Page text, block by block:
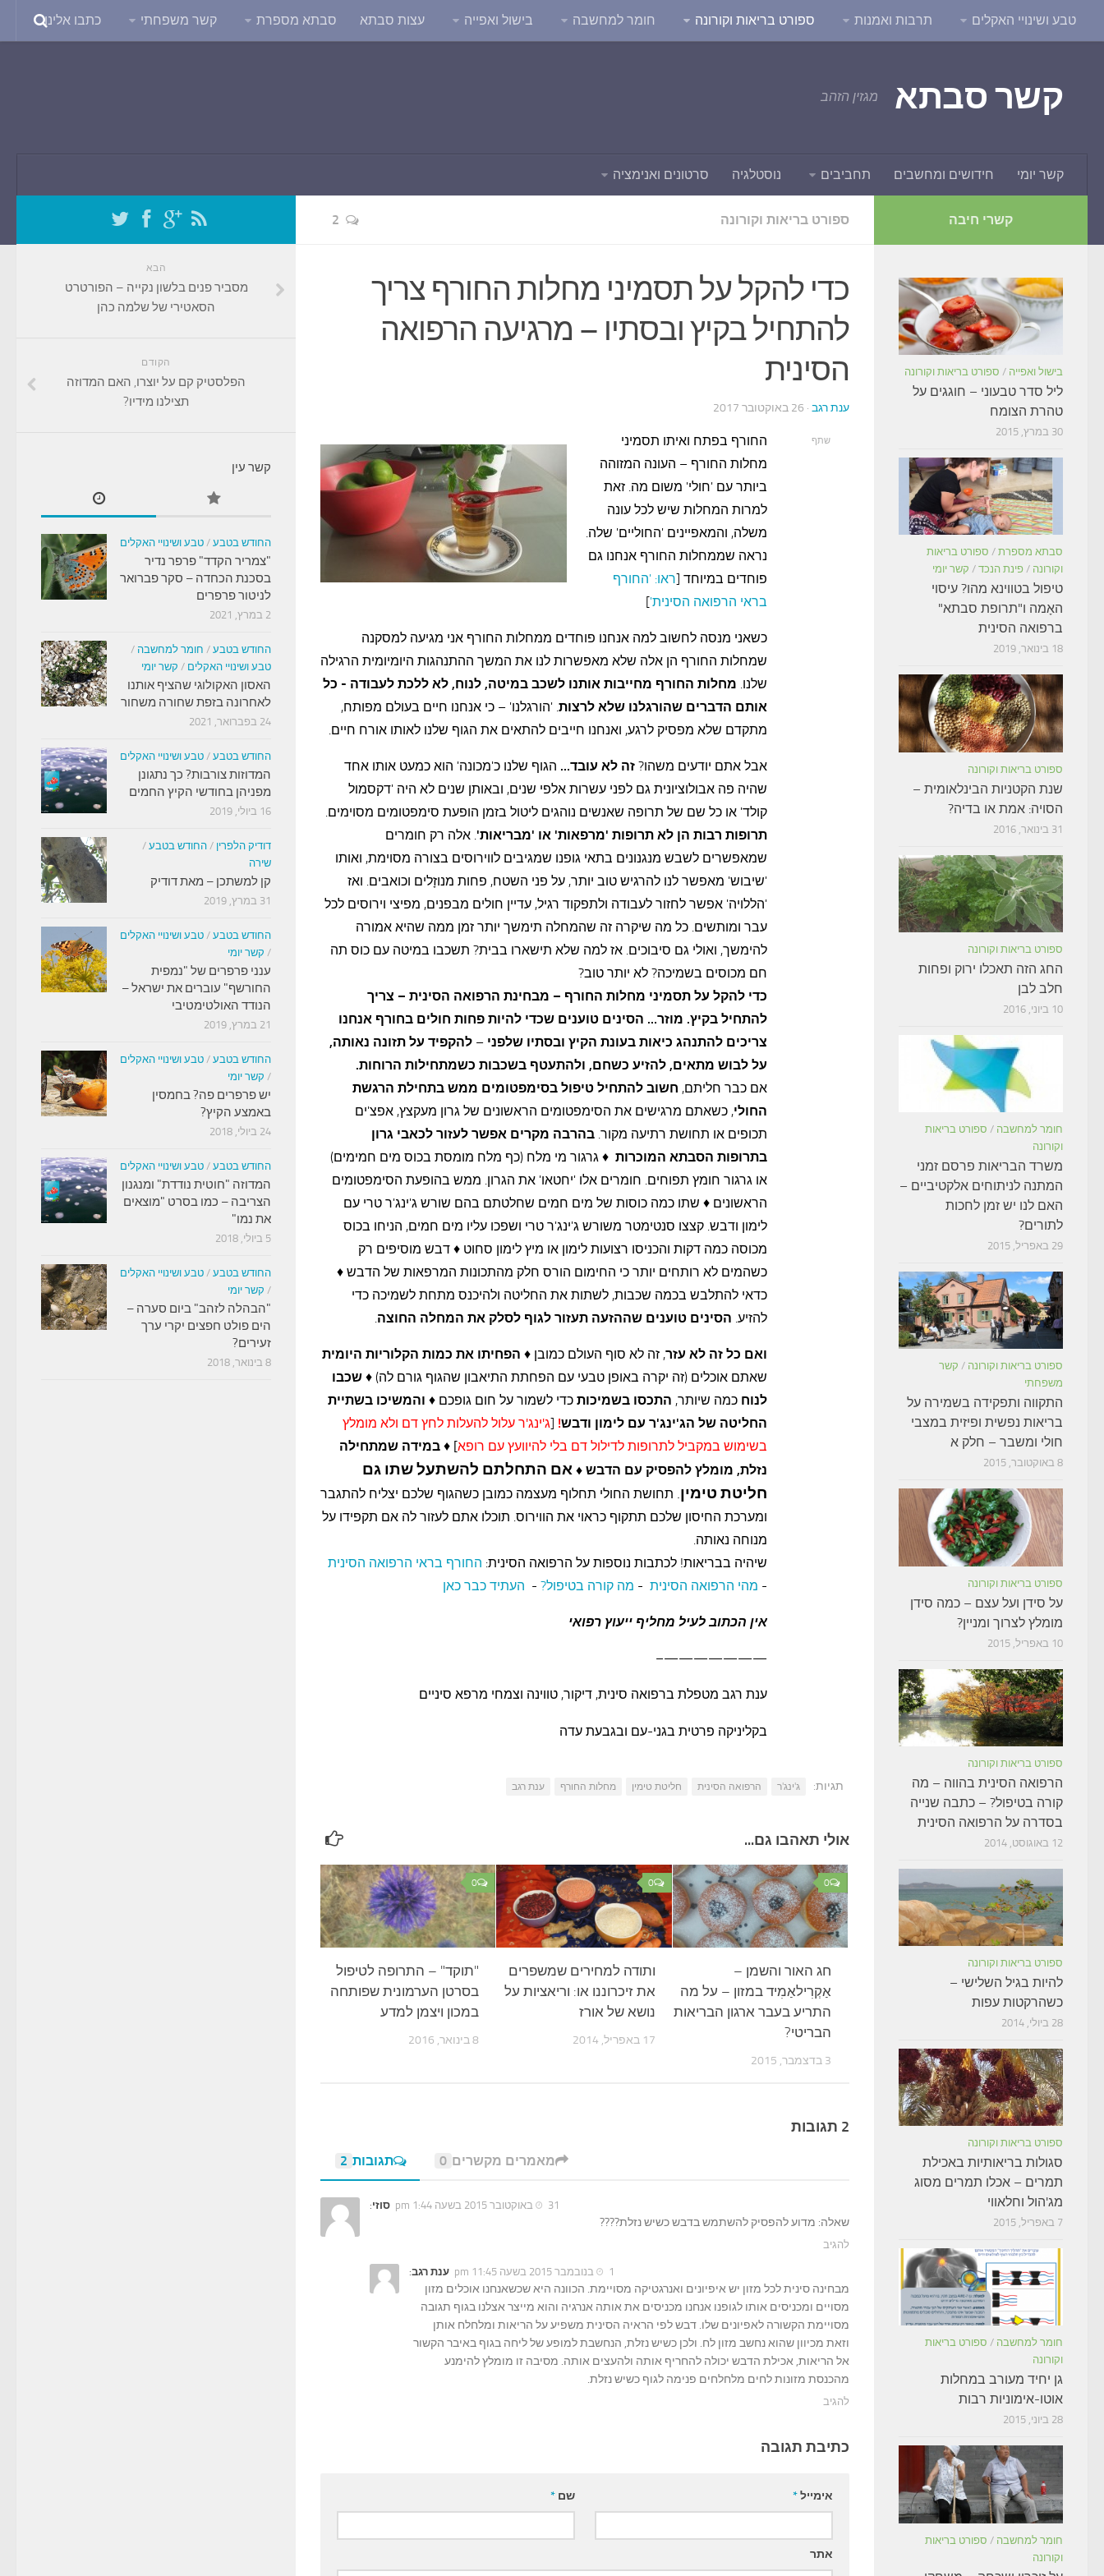
טבע ושינויי האקלים תרבות ואמנות ספורט בריאות וקורונה חומר למחשבה בישול ואפייה עצות סבתא סבתא מספרת קשר משפחתי כתבו אלינו
קשר סבתא מגזין הזהב
קשר יומי חידושים ומחשבים תחביבים נוסטלגיה סרטונים ואנימציה
ספורט בריאות וקורונה 2
כדי להקל על תסמיני מחלות החורף צריך
להתחיל בקיץ ובסתיו – מרגיעה הרפואה
הסינית
ענת רגב · 26 באוקטובר 2017
החורף בפתח ואיתו תסמיני
מחלות החורף – העונה המזוהה
ביותר עם 'חולי' משום מה. זאת
למרות המחלות שיש לכל עונה
משלה, והמאפיינים 'החוליים' שלה.
נראה שממחלות החורף אנחנו גם
פוחדים במיוחד [ראו: 'החורף
בראי הרפואה הסינית']
כשאני מנסה לחשוב למה אנחנו פוחדים ממחלות החורף אני מגיעה למסקנה
שמחלות החורף הן אלה שלא מאפשרות לנו את המשך ההתנהגות היומיומית הרגילה
שלנו. מחלות החורף מחייבות אותנו לשכב במיטה, לנוח, לא ללכת לעבודה - כל
אותם הדברים שהורגלנו שלא לרצות. 'הורגלנו' – כי אנחנו חיים בעולם מפותח,
מתקדם שלא מפסיק לרגע, ואנחנו חייבים להתאים את הגוף שלנו לאותו אורח חיים.
אבל אתם יודעים משהו? זה לא עובד… הגוף שלנו כ'מכונה' הוא כמעט אותו אחד
שהיה פה אבולוציונית גם לפני עשרות אלפי שנים, ובאותן שנים לא היה 'דקסמול
קולד' או כל שם של תרופה שאנשים נוהגים ליטול בזמן הופעת סימפטומים מסוימים.
תרופות רבות הן לא תרופות 'מרפאות' או 'מבריאות'. אלה רק חומרים
שמאפשרים לשבש מנגנונים בתאי גופנו שמגיבים לווירוסים בצורה מסוימת, ואותו
'שיבוש' מאפשר לנו להרגיש טוב יותר, על פני השטח, פחות מנוזָלים וכואבים. ואז
'הללויה' אפשר לחזור לעבודה ולתפקוד רגיל, עדיין חולים מבפנים, מפיצי וירוסים לכל
עבר ומותשים. כל מה שיקרה זה שהמחלה תימשך יותר זמן ממה שהיא אמורה
להימשך, ואולי גם סיבוכים. אז למה שלא תישארו בבית? תשכבו במיטה עם כוס תה
חם מכוסים בשמיכה? לא יותר טוב?
כדי להקל על תסמיני מחלות החורף – מבחינת הרפואה הסינית – צריך
להתחיל בקיץ. מוזר… הסינים טוענים שכדי להיות פחות חולים בחורף אנחנו
צריכים להתנהג כיאות בעונת הקיץ ובסתיו שלפני – להקפיד על תזונה נאותה,
על לבוש מתאים, להזיע כשחם, ולהתעטף בשכבות כשמתחילות הרוחות.
אם כבר חליתם, חשוב להתחיל טיפול בסימפטומים ממש בתחילת הרגשת
החולי, כשאתם מרגישים את הסימפטומים הראשונים של גרון מעקצץ, אפצ'ים
תכופים או תחושת רתיעה מקור. בהרבה מקרים אפשר לעזור לכאבי גרון
בתרופות הסבתא המוכרות ♦ גרגור מי מלח (כף מלח מומסת בכוס מים חמימים)
או גרגור חומץ תפוחים. חומרים אלו 'יחטאו' את הגרון. ממש בהופעת הסימפטומים
הראשונים ♦ שתו כמה כוסות של מים חמים שחלטתם בהם שורש ג'ינג'ר טרי עם
לימון ודבש. קצצו סנטימטר משורש ג'ינג'ר טרי ושפכו עליו מים חמים, הניחו בכוס
מכוסה כמה דקות והכניסו רצועות לימון או מיץ לימון סחוט ♦ דבש מוסיפים רק
כשהמים לא רותחים יותר כי החימום הורס חלק מהתכונות המרפאות של הדבש ♦
כדאי להתלבש בכמה שכבות, לשתות את החליטה ולהיכנס מתחת לשמיכה כדי
להזיע. הסינים טוענים שההזעה תעזור לגוף לסלק את המחלה החוצה.
ואם כל זה לא עזר, זה לא סוף העולם כמובן ♦ הפחיתו את כמות הקלוריות היומית
שאתם אוכלים (זה יקרה באופן טבעי עם הפחתת התיאבון שהגוף גורם לה) ♦ שכבו
לנוח כמה שיותר, התכסו בשמיכות כדי לשמור על חום גופכם ♦ והמשיכו בשתיית
החליטה של הג'ינג'ר עם לימון ודבש!
[ג'ינג'ר עלול להעלות לחץ דם ולא מומלץ
בשימוש במקביל לתרופות לדילול דם בלי להיוועץ עם רופא] ♦ במידה שמתחילה
נזלת, מומלץ להפסיק עם הדבש ♦ אם התחלתם להשתעל שתו גם
חליטת טימין. תחושת החולי תחלוף מעצמה כמובן כשהגוף שלכם יצליח להתגבר
ומערכת החיסון שלכם תתקוף כראוי את הווירוס. תוכלו אתם לעזור לה אם תקפידו על
מנוחה נאותה.
שיהיה בבריאות! לכתבות נוספות על הרפואה הסינית: החורף בראי הרפואה הסינית
- מהי הרפואה הסינית - מה קורה בטיפול? - העתיד כבר כאן
אין הכתוב לעיל מחליף ייעוץ רפואי
———————–
ענת רגב מטפלת ברפואה סינית, דיקור, טווינה וצמחי מרפא סיניים
בקליניקה פרטית בגני-עם ובגבעת עדה
שתף
תגיות: ג'ינג'ר הרפואה הסינית חליטת טימין מחלות החורף ענת רגב
אולי תאהבו גם...
0
"תוקד" – התרופה לטיפול
בסרטן הערמונית שפותחה
במכון ויצמן למדע
8 בינואר, 2016
0
ותודה למחירים שמשפרים
את זיכרוננו או: וריאציות על
נושא של אורז
17 באפריל, 2014
0
חג האור והשמן –
אַקְרִילאַמִיד במזון – על מה
התריע בעבר ארגון הבריאות
הבריטי?
3 בדצמבר, 2015
2 תגובות
תגובות 2 מאמרים מקשרים 0
סוזי: 31 באוקטובר 2015 בשעה 1:44 pm
שאלה: מדוע להפסיק להשתמש בדבש כשיש נזלת????
להגיב
ענת רגב: 1 בנובמבר 2015 בשעה 11:45 pm
מבחינה סינית לכל מזון יש איפיונים ואנרגטיקה מסויימת. הכוונה היא שכשאנחנו אוכלים מזון
מסויים ומכניסים אותו לגופנו אנחנו מכניסים את אותה אנרגיה והוא מייצר אצלנו בגוף תגובה
מסויימת הקשורה לאפיונים שלו. דבש לפי הראיה הסינית משפיע על הריאות ומלחלח אותן
וזאת מכיוון שהוא נחשב מזון לח. ולכן כשיש נזלת, הנחשבת למופע של ליחה בגוף באיבר הקשור
אל הריאות, אכילת הדבש יכולה להחריף אותה ולהעצים אותה. מסיבה זו מומלץ להימנע
מהכנסת מזונות לחים מלחלחים פנימה לגוף כשיש נזלת.
להגיב
כתיבת תגובה
שם* אימייל*
אתר
הבא
מסביר פנים בלשון נקייה – הפורטרט
הסאטירי של שלמה כהן
הקודם
הפלסטיק קם על יוצרו, האם המדוזה
תצילנו מידיו?
קשר עין
החודש בטבע / טבע ושינויי האקלים
"צמריר הקדד" פרפר נדיר
בסכנת הכחדה – סקר פברואר
לניטור פרפרים
2 במרץ, 2021
החודש בטבע / חומר למחשבה /
טבע ושינויי האקלים / קשר יומי
האסון האקולוגי שהציף אותנו
לאחרונה בזפת שחורה משחור
24 בפברואר, 2021
החודש בטבע / טבע ושינויי האקלים
המדוזות צורבות? כך נתגונן
מפניהן בחודשי הקיץ החמים
16 ביולי, 2019
דודיק הלפרין / החודש בטבע /
שירה
קן למשתכן – מאת דודיק
31 במרץ, 2019
החודש בטבע / טבע ושינויי האקלים
/ קשר יומי
ענני פרפרים של "נמפית
החורשף" עוברים את ישראל –
הנודד האולטימטיבי
21 במרץ, 2019
החודש בטבע / טבע ושינויי האקלים
/ קשר יומי
יש פרפרים פה? בחמסין
באמצע הקיץ?
24 ביולי, 2018
החודש בטבע / טבע ושינויי האקלים
המדוזה "חוטית נודדת" ומנגנון
הצריבה – כמו בסרט "מוצאים
את נמו"
5 ביולי, 2018
החודש בטבע / טבע ושינויי האקלים
/ קשר יומי
"הבהלה לזהב" ביום סערה –
הים פולט חפצים יקרי ערך
זעירים?
8 בינואר, 2018
קשרי חיבה
בישול ואפייה / ספורט בריאות וקורונה
ליל סדר טבעוני – חוגגים על
טהרת הצומח
30 במרץ, 2015
סבתא מספרת / ספורט בריאות
וקורונה / פינת הנכד / קשר יומי
טיפול בטווינא מהו? עיסוי
האָמה ו"תרופת סבתא"
ברפואה הסינית
18 בינואר, 2019
ספורט בריאות וקורונה
שנת הקטניות הבינלאומית –
הסויה: אמת או בדיה?
31 בינואר, 2016
ספורט בריאות וקורונה
החג הזה תאכלו ירוק ופחות
חלב לבן
10 ביוני, 2016
חומר למחשבה / ספורט בריאות
וקורונה
משרד הבריאות פרסם זמני
המתנה לניתוחים אלקטיביים –
האם לנו יש זמן לחכות
לתורים?
29 באפריל, 2015
ספורט בריאות וקורונה / קשר
משפחתי
התקווה ותפקידה בשמירה על
בריאות נפשית ופיזית במצבי
חולי ומשבר – חלק א
8 באוקטובר, 2015
ספורט בריאות וקורונה
על סידן ועל עצם – כמה סידן
מומלץ לצרוך ומניין?
10 באפריל, 2015
ספורט בריאות וקורונה
הרפואה הסינית בהווה – מה
קורה בטיפול? – כתבה שנייה
בסדרה על הרפואה הסינית
12 באוגוסט, 2014
ספורט בריאות וקורונה
להיות בגיל השלישי –
כשהרקטות עפות
28 ביולי, 2014
ספורט בריאות וקורונה
סגולות בריאותיות באכילת
תמרים – אכלו תמרים מסוג
מג'הול וחלאווי
7 באפריל, 2015
חומר למחשבה / ספורט בריאות
וקורונה
גן יחיד מעורב במחלות
אוטו-אימוניות רבות
28 ביוני, 2015
חומר למחשבה / ספורט בריאות
וקורונה